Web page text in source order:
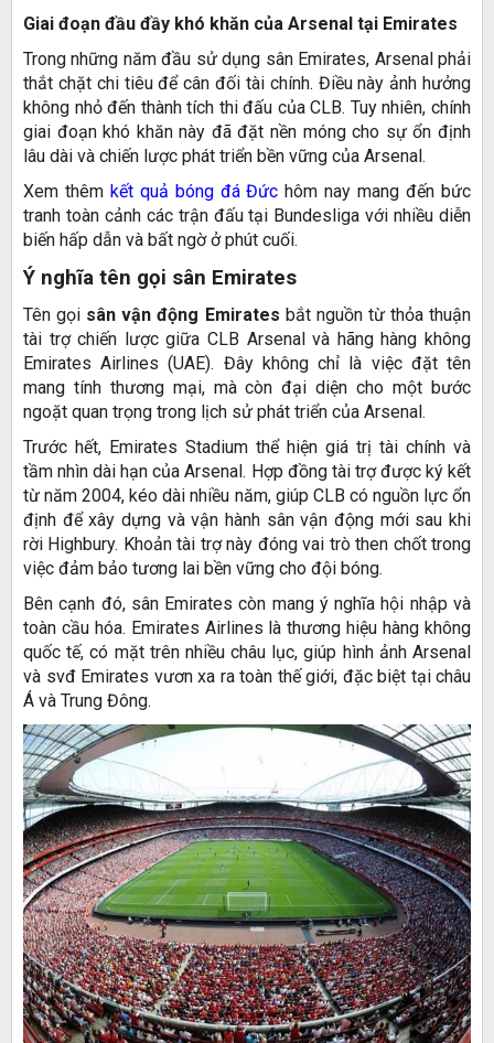
Giai đoạn đầu đầy khó khăn của Arsenal tại Emirates
Trong những năm đầu sử dụng sân Emirates, Arsenal phải
thắt chặt chi tiêu để cân đối tài chính. Điều này ảnh hưởng
không nhỏ đến thành tích thi đấu của CLB. Tuy nhiên, chính
giai đoạn khó khăn này đã đặt nền móng cho sự ổn định
lâu dài và chiến lược phát triển bền vững của Arsenal.
Xem thêm kết quả bóng đá Đức hôm nay mang đến bức
tranh toàn cảnh các trận đấu tại Bundesliga với nhiều diễn
biến hấp dẫn và bất ngờ ở phút cuối.
Ý nghĩa tên gọi sân Emirates
Tên gọi sân vận động Emirates bắt nguồn từ thỏa thuận
tài trợ chiến lược giữa CLB Arsenal và hãng hàng không
Emirates Airlines (UAE). Đây không chỉ là việc đặt tên
mang tính thương mại, mà còn đại diện cho một bước
ngoặt quan trọng trong lịch sử phát triển của Arsenal.
Trước hết, Emirates Stadium thể hiện giá trị tài chính và
tầm nhìn dài hạn của Arsenal. Hợp đồng tài trợ được ký kết
từ năm 2004, kéo dài nhiều năm, giúp CLB có nguồn lực ổn
định để xây dựng và vận hành sân vận động mới sau khi
rời Highbury. Khoản tài trợ này đóng vai trò then chốt trong
việc đảm bảo tương lai bền vững cho đội bóng.
Bên cạnh đó, sân Emirates còn mang ý nghĩa hội nhập và
toàn cầu hóa. Emirates Airlines là thương hiệu hàng không
quốc tế, có mặt trên nhiều châu lục, giúp hình ảnh Arsenal
và svđ Emirates vươn xa ra toàn thế giới, đặc biệt tại châu
Á và Trung Đông.